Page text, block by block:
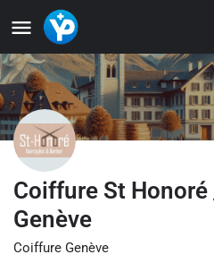
Coiffure St
Genève
Coiffure Genève